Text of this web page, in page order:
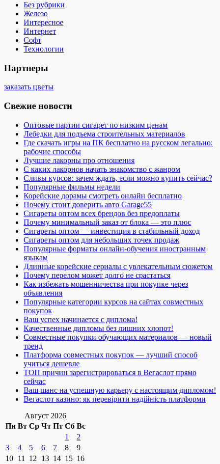
Без рубрики
Железо
Интересное
Интернет
Софт
Технологии
Партнеры
заказать цветы
Свежие новости
Оптовые партии сигарет по низким ценам
Лебедки для подъема строительных материалов
Где скачать игры на ПК бесплатно на русском легально:
рабочие способы
Лучшие лакорны про отношения
С каких лакорнов начать знакомство с жанром
Сливы курсов: зачем ждать, если можно купить сейчас?
Популярные фильмы недели
Корейские дорамы смотреть онлайн бесплатно
Почему стоит доверить авто Garage55
Сигареты оптом всех брендов без предоплаты
Почему минимальный заказ от блока — это плюс
Сигареты оптом — инвестиция в стабильный доход
Сигареты оптом для небольших точек продаж
Популярные форматы онлайн-обучения иностранным
языкам
Длинные корейские сериалы с увлекательным сюжетом
Почему перелом может долго не срастаться
Как избежать мошенничества при покупке через
объявления
Популярные категории курсов на сайтах совместных
покупок
Ваш успех начинается с диплома!
Качественные дипломы без лишних хлопот!
Совместные покупки обучающих материалов — новый
тренд
Платформа совместных покупок — лучший способ
учиться дешевле
ТОП причин зарегистрироваться в Вегаслот прямо
сейчас
Ваш шанс на успешную карьеру с настоящим дипломом!
Вегаслот казино: як перевірити надійність платформи
Август 2026
Пн Вт Ср Чт Пт Сб Вс
1
2
3
4 5 6 7 8
9
10 11 12 13 14 15 16